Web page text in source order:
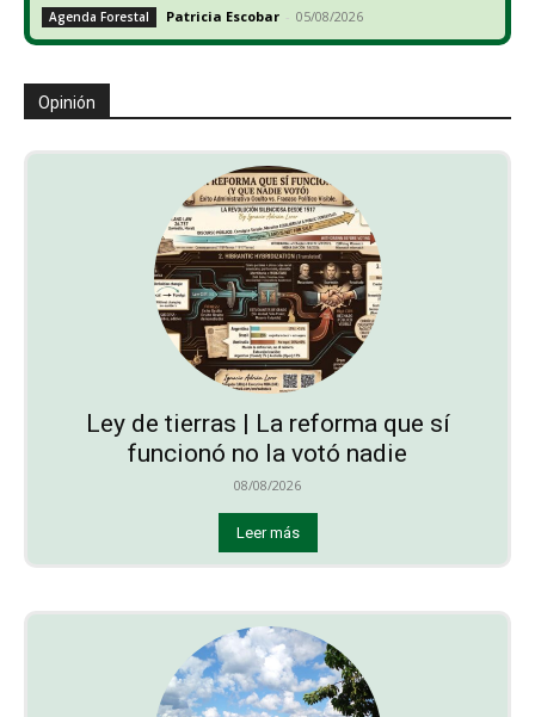
Agenda Forestal Patricia Escobar - 05/08/2026
Opinión
Ley de tierras | La reforma que sí
funcionó no la votó nadie
08/08/2026
Leer más